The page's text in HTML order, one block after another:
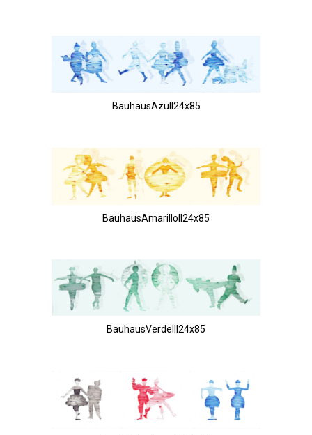
BauhausAzulI24x85
BauhausAmarilloII24x85
BauhausVerdeIII24x85